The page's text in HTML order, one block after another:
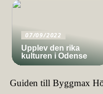
07/09/2022
Upplev den rika
kulturen i Odense
Guiden till Byggmax